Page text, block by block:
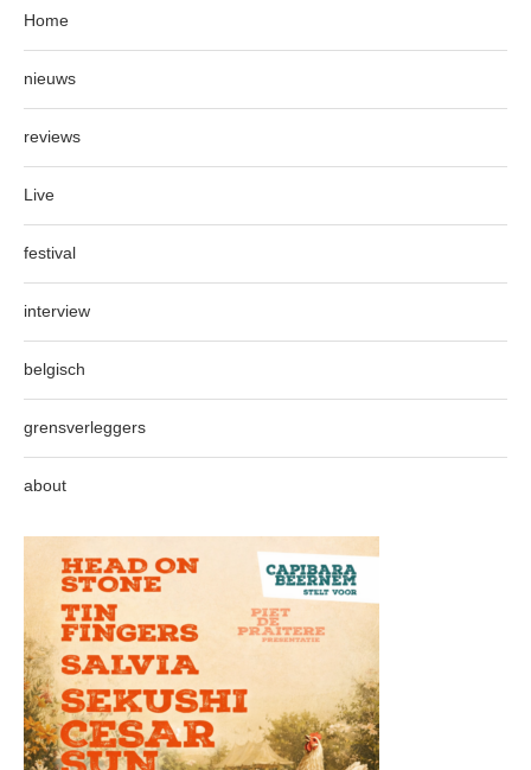
Home
nieuws
reviews
Live
festival
interview
belgisch
grensverleggers
about